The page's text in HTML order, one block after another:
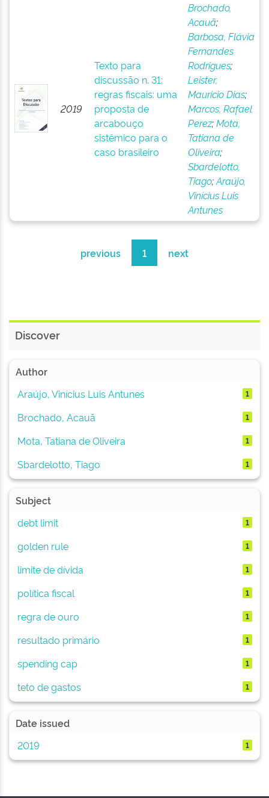
2019
Texto para
discussão n. 31:
regras fiscais: uma
proposta de
arcabouço
sistêmico para o
caso brasileiro
Brochado,
Acauã;
Barbosa, Flávia
Fernandes
Rodrigues;
Leister,
Maurício Dias;
Marcos, Rafael
Perez;Mota,
Tatiana de
Oliveira;
Sbardelotto,
Tiago;Araújo,
Vinícius Luis
Antunes
previous 1 next
Discover
Author
Araújo, Vinícius Luis Antunes
1
Brochado, Acauã 1
Mota, Tatiana de Oliveira 1
Sbardelotto, Tiago 1
Subject
debt limit
1
golden rule 1
limite de dívida 1
política fiscal 1
regra de ouro 1
resultado primário 1
spending cap 1
teto de gastos 1
Date issued
2019
1